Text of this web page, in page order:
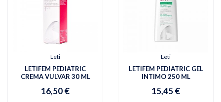
Leti
LETIFEM PEDIATRIC
CREMA VULVAR 30 ML
16,50 €
Leti
LETIFEM PEDIATRIC GEL
INTIMO 250 ML
15,45 €